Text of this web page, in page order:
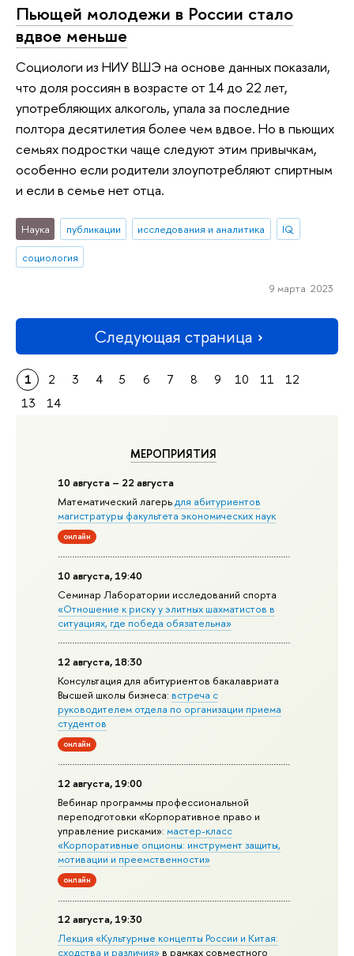
МЕРОПРИЯТИЯ
10 августа – 22 августа
Математический лагерьдля абитуриентов
магистратуры факультета экономических наук
онлайн
10 августа, 19:40
Семинар Лаборатории исследований спорта
«Отношение к риску у элитных шахматистов в
ситуациях, где победа обязательна»
12 августа, 18:30
Консультация для абитуриентов бакалавриата
Высшей школы бизнеса: встреча с
руководителем отдела по организации приема
студентов
онлайн
12 августа, 19:00
Вебинар программы профессиональной
переподготовки «Корпоративное право и
управление рисками»:мастер-класс
«Корпоративные опционы: инструмент защиты,
мотивации и преемственности»
онлайн
12 августа, 19:30
Лекция «Культурные концепты России и Китая:
сходства и различия» в рамках совместного
Пьющей молодежи в России стало
вдвое меньше
Социологи из НИУ ВШЭ на основе данных показали,
что доля россиян в возрасте от 14 до 22 лет,
употребляющих алкоголь, упала за последние
полтора десятилетия более чем вдвое. Но в пьющих
семьях подростки чаще следуют этим привычкам,
особенно если родители злоупотребляют спиртным
и если в семье нет отца.
Наука публикации исследования и аналитика
IQ
социология
9 марта 2023
Следующая страница
1 2 3 4 5 6 7 8 9 10 11
12
13
14